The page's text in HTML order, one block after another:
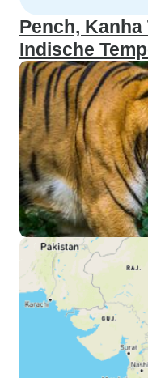
Pench,
Indische